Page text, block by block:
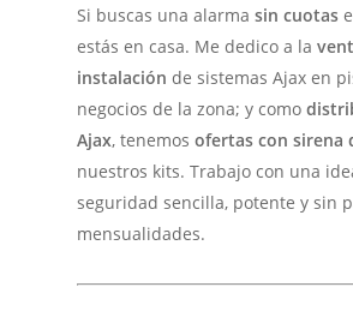
Si buscas una alarmasin cuotas
estás en casa. Me dedico a la
instalación de sistemas Ajax en
negocios de la zona; y como
Ajax, tenemosofertas con sirena
nuestros kits. Trabajo con una
seguridad sencilla, potente y sin
mensualidades.